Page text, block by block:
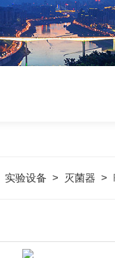
实验设备 > 灭菌器 >